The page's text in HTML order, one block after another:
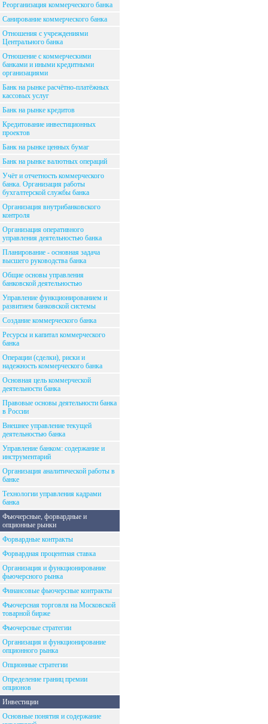
Реорганизация коммерческого банка
Санирование коммерческого банка
Отношения с учреждениями
Центрального банка
Отношение с коммерческими
банками и иными кредитными
организациями
Банк на рынке расчётно-платёжных
кассовых услуг
Банк на рынке кредитов
Кредитование инвестиционных
проектов
Банк на рынке ценных бумаг
Банк на рынке валютных операций
Учёт и отчетность коммерческого
банка. Организация работы
бухгалтерской службы банка
Организация внутрибанковского
контроля
Организация оперативного
управления деятельностью банка
Планирование - основная задача
высшего руководства банка
Общие основы управления
банковской деятельностью
Управление функционированием и
развитием банковской системы
Создание коммерческого банка
Ресурсы и капитал коммерческого
банка
Операции (сделки), риски и
надежность коммерческого банка
Основная цель коммерческой
деятельности банка
Правовые основы деятельности банка
в России
Внешнее управление текущей
деятельностью банка
Управление банком: содержание и
инструментарий
Организация аналитической работы в
банке
Технологии управления кадрами
банка
Фьючерсные, форвардные и
опционные рынки
Форвардные контракты
Форвардная процентная ставка
Организация и функционирование
фьючерсного рынка
Финансовые фьючерсные контракты
Фьючерсная торговля на Московской
товарной бирже
Фьючерсные стратегии
Организация и функционирование
опционного рынка
Опционные стратегии
Определение границ премии
опционов
Инвестиции
Основные понятия и содержание